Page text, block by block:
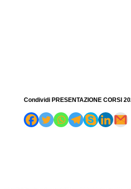
Condividi PRESENTAZIONE CORSI